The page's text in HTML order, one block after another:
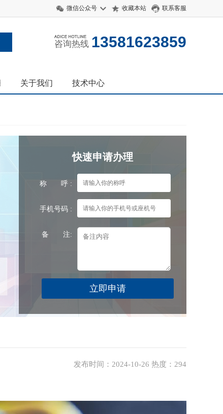
微信公众号 收藏本站 联系客服
咨询热线 13581623859
关于我们 技术中心
快速申请办理
称 呼 :
手机号码 :
备 注:
发布时间：2024-10-26 热度：294